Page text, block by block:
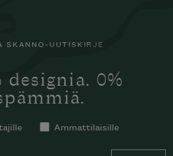
SKANNO-UUTISKIRJE
designia. 0%
Ammattilaisille